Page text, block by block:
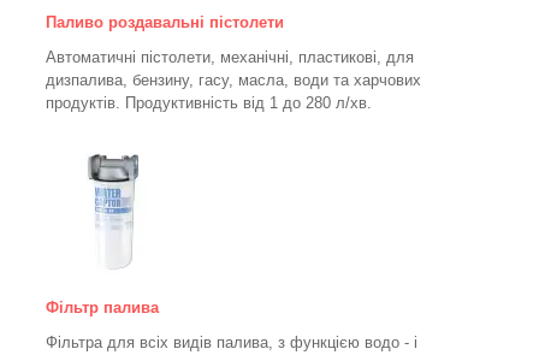
Паливо роздавальні пістолети
Автоматичні пістолети, механічні, пластикові, для
дизпалива, бензину, гасу, масла, води та харчових
продуктів. Продуктивність від 1 до 280 л/хв.
Фільтр палива
Фільтра для всіх видів палива, з функцією водо - і